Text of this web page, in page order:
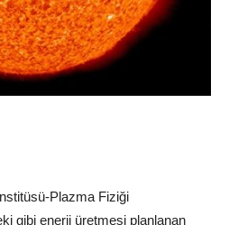
Plazma Fiziği
gibi enerji üretmesi planlanan